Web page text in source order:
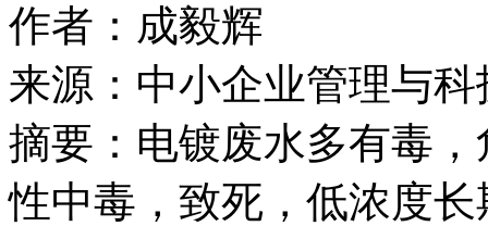
作者：成毅辉
来源：中小企业管理与
摘要：电镀废水多有毒
性中毒，致死，低浓度